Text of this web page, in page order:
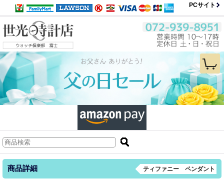
PCサイト
商品詳細 ティファニー ペンダント